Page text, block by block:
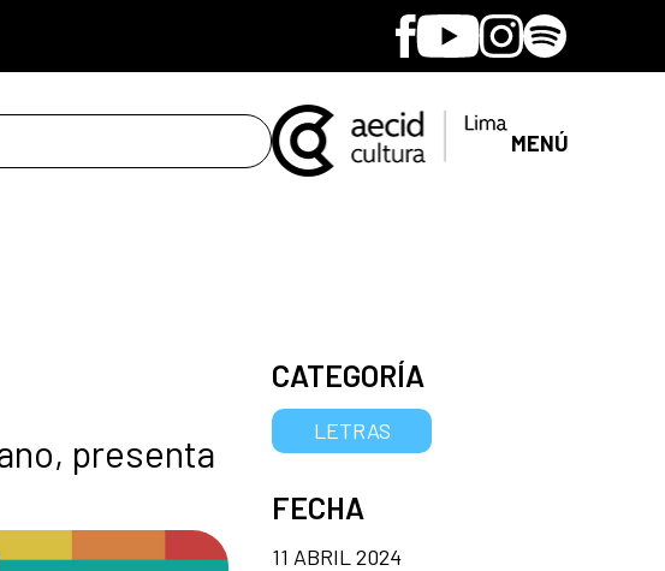
Facebook
YoutubeInstagram
Spotify
MENÚ
presenta
CATEGORÍA
LETRAS
FECHA
11 ABRIL 2024